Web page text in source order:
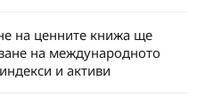
на ценните книжа ще
на международното
и активи